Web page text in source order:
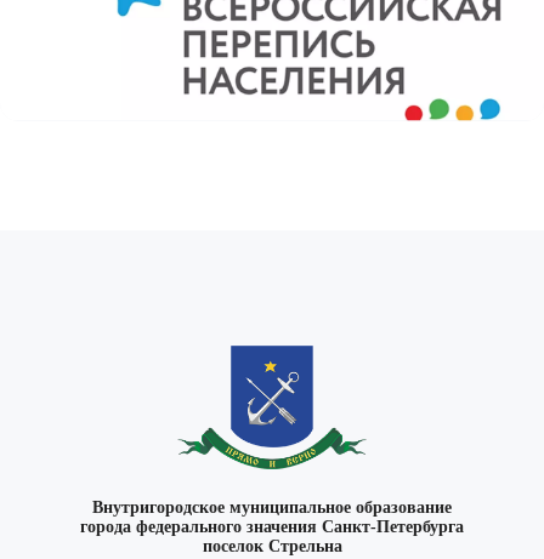
Внутригородское муниципальное образование
города федерального значения Санкт-Петербурга
поселок Стрельна